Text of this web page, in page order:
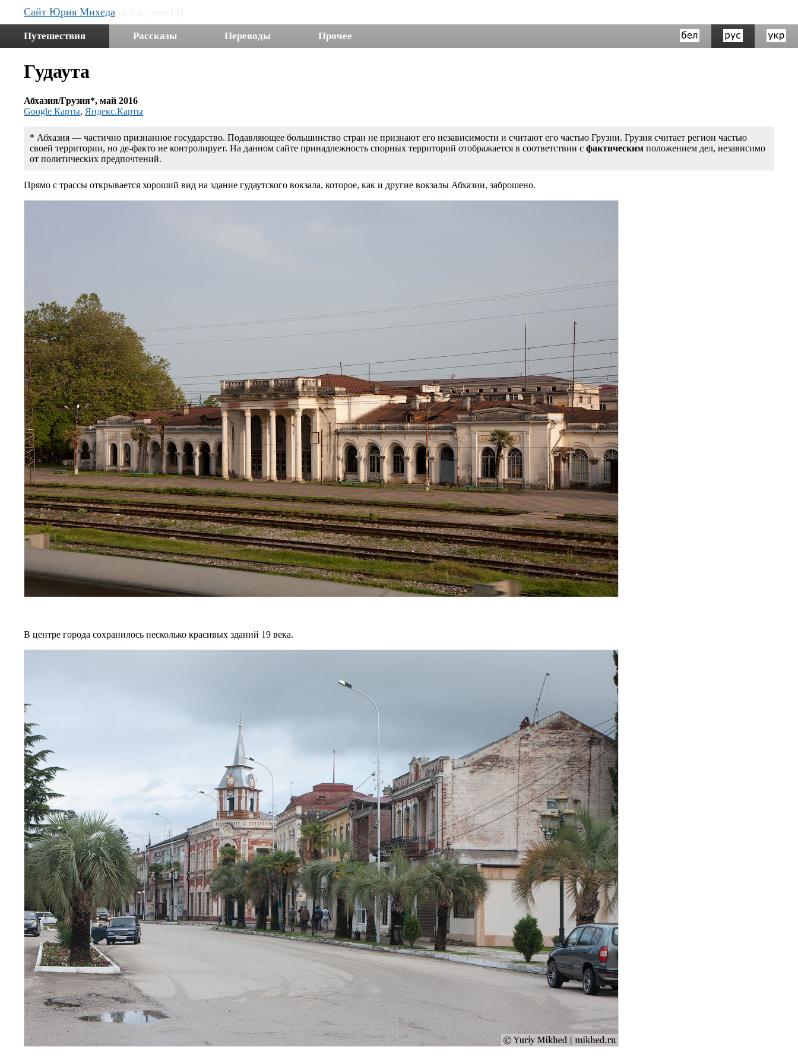
Сайт Юрия Михеда
Путешествия Рассказы Переводы Прочее
Гудаута
Абхазия/Грузия*, май 2016
Google Карты, Яндекс.Карты
* Абхазия — частично признанное государство. Подавляющее большинство стран не признают его независимости и считают его частью Грузии. Грузия считает регион частью
своей территории, но де-факто не контролирует. На данном сайте принадлежность спорных территорий отображается в соответствии с фактическим положением дел, независимо
от политических предпочтений.
Прямо с трассы открывается хороший вид на здание гудаутского вокзала, которое, как и другие вокзалы Абхазии, заброшено.
В центре города сохранилось несколько красивых зданий 19 века.